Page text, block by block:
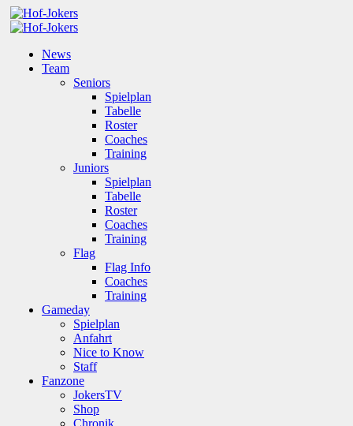
News
Team
Seniors
Spielplan
Tabelle
Roster
Coaches
Training
Juniors
Spielplan
Tabelle
Roster
Coaches
Training
Flag
Flag Info
Coaches
Training
Gameday
Spielplan
Anfahrt
Nice to Know
Staff
Fanzone
JokersTV
Shop
Chronik